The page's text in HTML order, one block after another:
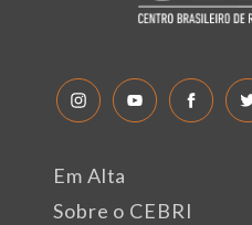
Em Alta
Sobre o CEBRI